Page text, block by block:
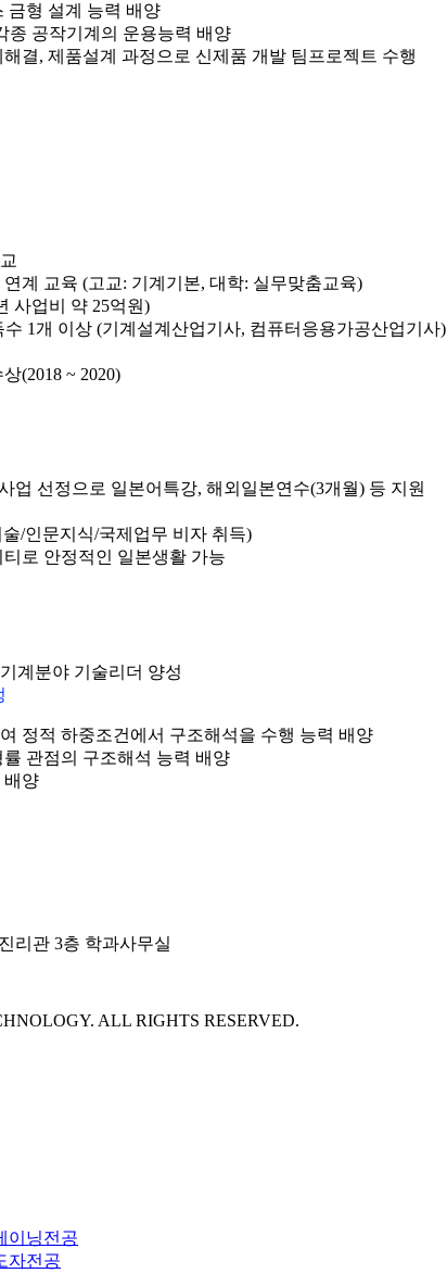
금형 설계 능력 배양
종 공작기계의 운용능력 배양
결, 제품설계 과정으로 신제품 개발 팀프로젝트 수행
계 교육 (고교: 기계기본, 대학: 실무맞춤교육)
사업비 약 25억원)
1개 이상 (기계설계산업기사, 컴퓨터응용가공산업기사)
(2018 ~ 2020)
업 선정으로 일본어특강, 해외일본연수(3개월) 등 지원
/인문지식/국제업무 비자 취득)
로 안정적인 일본생활 가능
계분야 기술리더 양성
정적 하중조건에서 구조해석을 수행 능력 배양
관점의 구조해석 능력 배양
배양
리관 3층 학과사무실
ALL RIGHTS RESERVED.
이닝전공
자전공